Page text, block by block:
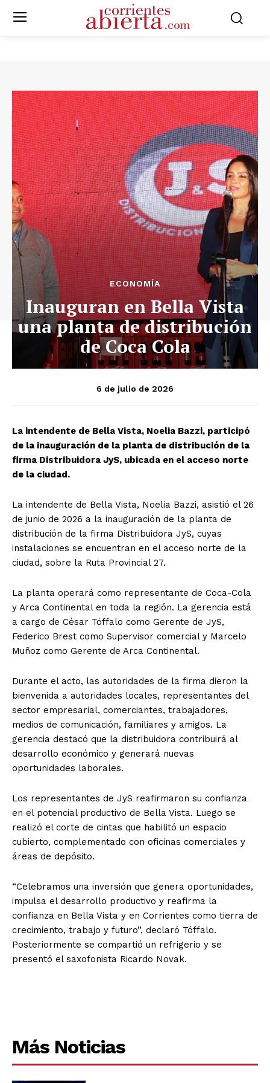
ECONOMÍA
Inauguran en Bella Vista
una planta de distribución
de Coca Cola
6 de julio de 2026
La intendente de Bella Vista, Noelia Bazzi, participó
de la inauguración de la planta de distribución de la
firma Distribuidora JyS, ubicada en el acceso norte
de la ciudad.
La intendente de Bella Vista, Noelia Bazzi, asistió el 26
de junio de 2026 a la inauguración de la planta de
distribución de la firma Distribuidora JyS, cuyas
instalaciones se encuentran en el acceso norte de la
ciudad, sobre la Ruta Provincial 27.
La planta operará como representante de Coca-Cola
y Arca Continental en toda la región. La gerencia está
a cargo de César Tóffalo como Gerente de JyS,
Federico Brest como Supervisor comercial y Marcelo
Muñoz como Gerente de Arca Continental.
Durante el acto, las autoridades de la firma dieron la
bienvenida a autoridades locales, representantes del
sector empresarial, comerciantes, trabajadores,
medios de comunicación, familiares y amigos. La
gerencia destacó que la distribuidora contribuirá al
desarrollo económico y generará nuevas
oportunidades laborales.
Los representantes de JyS reafirmaron su confianza
en el potencial productivo de Bella Vista. Luego se
realizó el corte de cintas que habilitó un espacio
cubierto, complementado con oficinas comerciales y
áreas de depósito.
“Celebramos una inversión que genera oportunidades,
impulsa el desarrollo productivo y reafirma la
confianza en Bella Vista y en Corrientes como tierra de
crecimiento, trabajo y futuro”, declaró Tóffalo.
Posteriormente se compartió un refrigerio y se
presentó el saxofonista Ricardo Novak.
Más Noticias